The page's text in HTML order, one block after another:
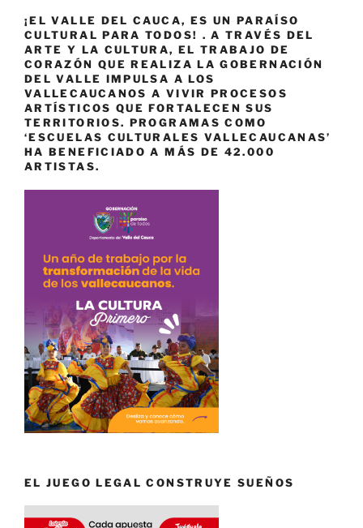
¡EL VALLE DEL CAUCA, ES UN PARAÍSO
CULTURAL PARA TODOS! . A TRAVÉS DEL
ARTE Y LA CULTURA, EL TRABAJO DE
CORAZÓN QUE REALIZA LA GOBERNACIÓN
DEL VALLE IMPULSA A LOS
VALLECAUCANOS A VIVIR PROCESOS
ARTÍSTICOS QUE FORTALECEN SUS
TERRITORIOS. PROGRAMAS COMO
‘ESCUELAS CULTURALES VALLECAUCANAS’
HA BENEFICIADO A MÁS DE 42.000
ARTISTAS.
EL JUEGO LEGAL CONSTRUYE SUEÑOS